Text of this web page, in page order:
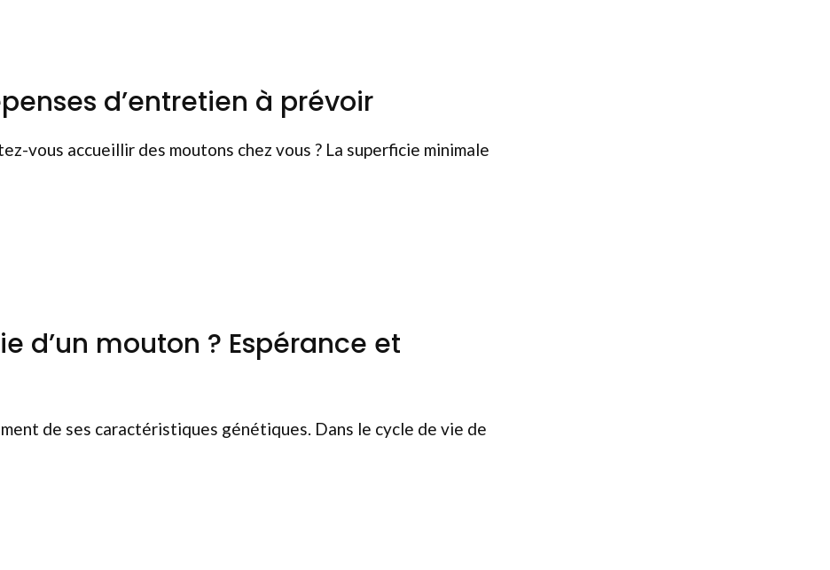
d’entretien à prévoir
vous accueillir des moutons chez vous ? La superficie minimale
d’un mouton ? Espérance et
de ses caractéristiques génétiques. Dans le cycle de vie de